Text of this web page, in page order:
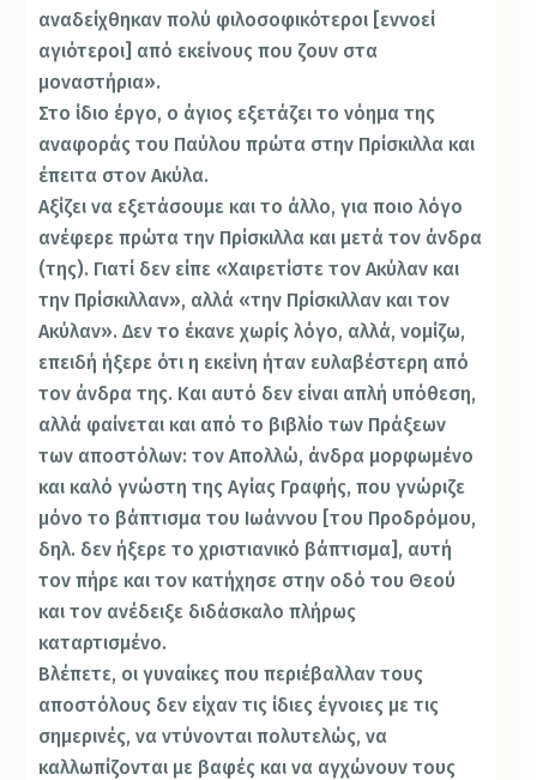
αναδείχθηκαν πολύ φιλοσοφικότεροι [εννοεί
αγιότεροι] από εκείνους που ζουν στα
μοναστήρια».
Στο ίδιο έργο, ο άγιος εξετάζει το νόημα της
αναφοράς του Παύλου πρώτα στην Πρίσκιλλα και
έπειτα στον Ακύλα.
Αξίζει να εξετάσουμε και το άλλο, για ποιο λόγο
ανέφερε πρώτα την Πρίσκιλλα και μετά τον άνδρα
(της). Γιατί δεν είπε «Χαιρετίστε τον Ακύλαν και
την Πρίσκιλλαν», αλλά «την Πρίσκιλλαν και τον
Ακύλαν». Δεν το έκανε χωρίς λόγο, αλλά, νομίζω,
επειδή ήξερε ότι η εκείνη ήταν ευλαβέστερη από
τον άνδρα της. Και αυτό δεν είναι απλή υπόθεση,
αλλά φαίνεται και από το βιβλίο των Πράξεων
των αποστόλων: τον Απολλώ, άνδρα μορφωμένο
και καλό γνώστη της Αγίας Γραφής, που γνώριζε
μόνο το βάπτισμα του Ιωάννου [του Προδρόμου,
δηλ. δεν ήξερε το χριστιανικό βάπτισμα], αυτή
τον πήρε και τον κατήχησε στην οδό του Θεού
και τον ανέδειξε διδάσκαλο πλήρως
καταρτισμένο.
Βλέπετε, οι γυναίκες που περιέβαλλαν τους
αποστόλους δεν είχαν τις ίδιες έγνοιες με τις
σημερινές, να ντύνονται πολυτελώς, να
καλλωπίζονται με βαφές και να αγχώνουν τους